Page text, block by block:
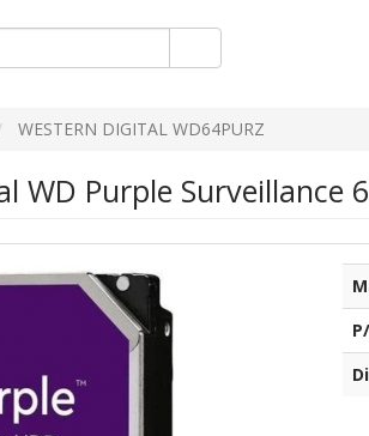
WESTERN DIGITAL WD64PURZ
WD Purple Surveillance